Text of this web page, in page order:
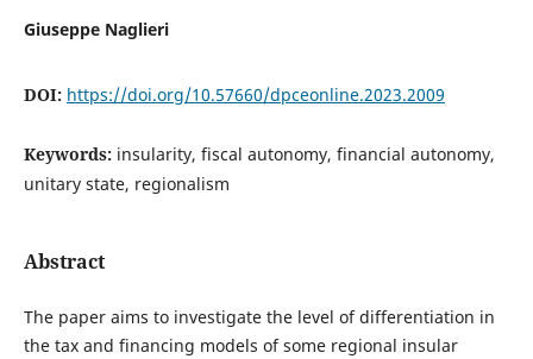
Giuseppe Naglieri
DOI: https://doi.org/10.57660/dpceonline.2023.2009
Keywords: insularity, fiscal autonomy, financial autonomy,
unitary state, regionalism
Abstract
The paper aims to investigate the level of differentiation in
the tax and financing models of some regional insular